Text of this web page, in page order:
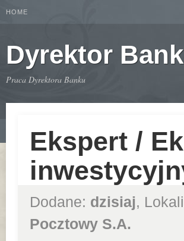
HOME
Dyrektor
Praca Dyrektora Banku
Ekspert /
Dodane: dzisiaj,
Pocztowy S.A.